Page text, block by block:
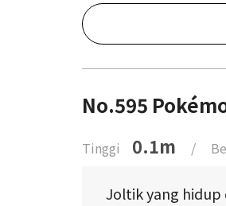
No.595
Tinggi 0.1m /
Joltik yang